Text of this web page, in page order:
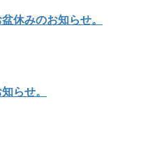
休みのお知らせ。
らせ。